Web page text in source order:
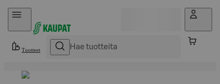
Hyppää sisältöön
Tuotteet